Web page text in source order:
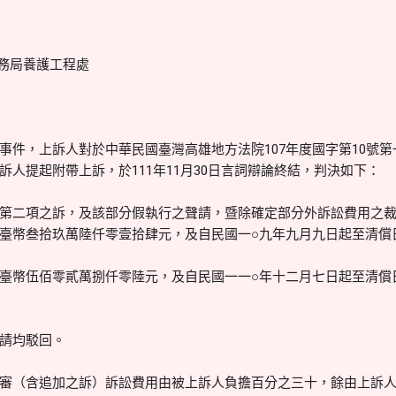
局養護工程處
件，上訴人對於中華民國臺灣高雄地方法院107年度國字第10號
人提起附帶上訴，於111年11月30日言詞辯論終結，判決如下：
二項之訴，及該部分假執行之聲請，暨除確定部分外訴訟費用之
幣叁拾玖萬陸仟零壹拾肆元，及自民國一○九年九月九日起至清
幣伍佰零貳萬捌仟零陸元，及自民國一一○年十二月七日起至清
均駁回。
（含追加之訴）訴訟費用由被上訴人負擔百分之三十，餘由上訴